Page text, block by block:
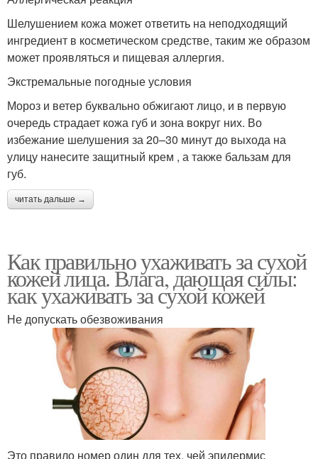
Шелушением кожа может ответить на неподходящий
ингредиент в косметическом средстве, таким же образом
может проявляться и пищевая аллергия.
Экстремальные погодные условия
Мороз и ветер буквально обжигают лицо, и в первую
очередь страдает кожа губ и зона вокруг них. Во
избежание шелушения за 20–30 минут до выхода на
улицу нанесите защитный крем , а также бальзам для
губ.
читать дальше →
Как правильно ухаживать за сухой
кожей лица. Влага, дающая силы:
как ухаживать за сухой кожей
Не допускать обезвоживания
Это правило номер один для тех, чей эпидермис